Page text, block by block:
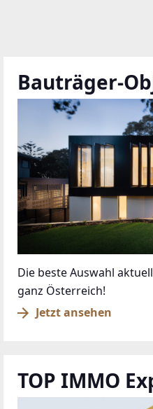
Bauträger-
Die beste Auswahl
ganz Österreich!
Jetzt ansehen
TOP IMMO